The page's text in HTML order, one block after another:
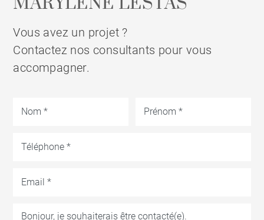
Vous avez un projet ?
Contactez nos consultants pour vous
accompagner.